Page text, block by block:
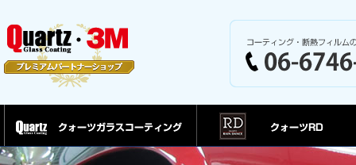
クォーツガラスコーティング